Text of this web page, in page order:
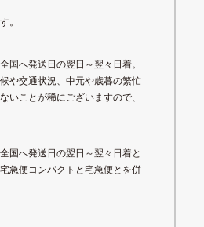
。
国へ発送日の翌日～翌々日着。
や交通状況、中元や歳暮の繁忙
いことが稀にございますので、
国へ発送日の翌日～翌々日着と
急便コンパクトと宅急便とを併